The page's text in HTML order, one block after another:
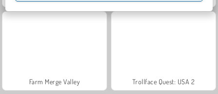
Farm Merge Valley Trollface Quest: USA 2